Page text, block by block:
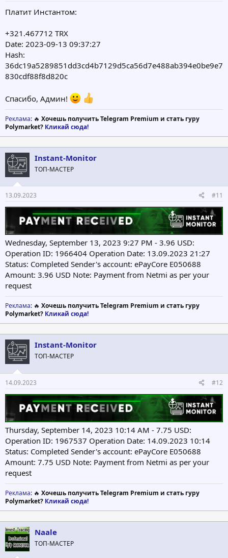
Платит Инстантом:
+321.467712 TRX
Date: 2023-09-13 09:37:27
Hash:
36dc19a5289851dd3cd4b7129d5ca56d7e488ab394e0be9e7
830cdf88f8d820c
Спасибо, Админ!
Реклама: 🔥 Хочешь получить Telegram Premium и стать гуру
Polymarket? Кликай сюда!
Instant-Monitor
ТОП-МАСТЕР
13.09.2023 #11
Wednesday, September 13, 2023 9:27 PM - 3.96 USD:
Operation ID: 1966404 Operation Date: 13.09.2023 21:27
Status: Completed Sender's account: ePayCore E050688
Amount: 3.96 USD Note: Payment from Netmi as per your
request
Реклама: 🔥 Хочешь получить Telegram Premium и стать гуру
Polymarket? Кликай сюда!
Instant-Monitor
ТОП-МАСТЕР
14.09.2023 #12
Thursday, September 14, 2023 10:14 AM - 7.75 USD:
Operation ID: 1967537 Operation Date: 14.09.2023 10:14
Status: Completed Sender's account: ePayCore E050688
Amount: 7.75 USD Note: Payment from Netmi as per your
request
Реклама: 🔥 Хочешь получить Telegram Premium и стать гуру
Polymarket? Кликай сюда!
Naale
ТОП-МАСТЕР